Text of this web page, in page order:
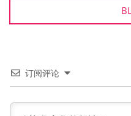
订阅评论